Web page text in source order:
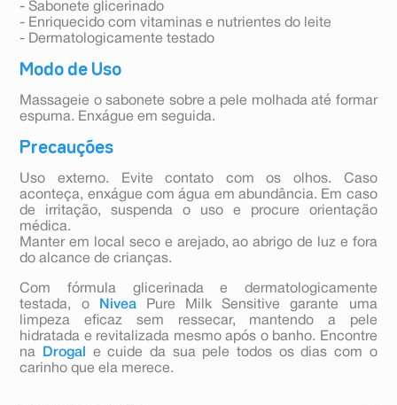
- Sabonete glicerinado
- Enriquecido com vitaminas e nutrientes do leite
- Dermatologicamente testado
Modo de Uso
Massageie o sabonete sobre a pele molhada até formar
espuma. Enxágue em seguida.
Precauções
Uso externo. Evite contato com os olhos. Caso
aconteça, enxágue com água em abundância. Em caso
de irritação, suspenda o uso e procure orientação
médica.
Manter em local seco e arejado, ao abrigo de luz e fora
do alcance de crianças.
Com fórmula glicerinada e dermatologicamente
testada, o
NiveaPure Milk Sensitive garante uma
limpeza eficaz sem ressecar, mantendo a pele
hidratada e revitalizada mesmo após o banho. Encontre
na
Drogal
e cuide da sua pele todos os dias com o
carinho que ela merece.